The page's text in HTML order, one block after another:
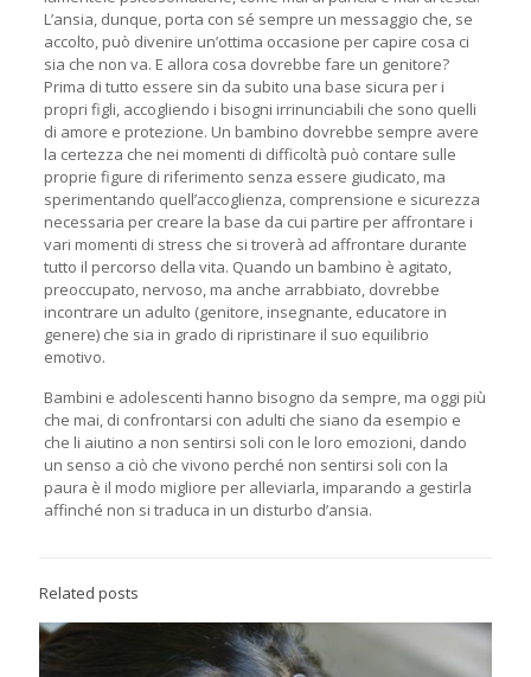
L’ansia, dunque, porta con sé sempre un messaggio che, se
accolto, può divenire un’ottima occasione per capire cosa ci
sia che non va. E allora cosa dovrebbe fare un genitore?
Prima di tutto essere sin da subito una base sicura per i
propri figli, accogliendo i bisogni irrinunciabili che sono quelli
di amore e protezione. Un bambino dovrebbe sempre avere
la certezza che nei momenti di difficoltà può contare sulle
proprie figure di riferimento senza essere giudicato, ma
sperimentando quell’accoglienza, comprensione e sicurezza
necessaria per creare la base da cui partire per affrontare i
vari momenti di stress che si troverà ad affrontare durante
tutto il percorso della vita. Quando un bambino è agitato,
preoccupato, nervoso, ma anche arrabbiato, dovrebbe
incontrare un adulto (genitore, insegnante, educatore in
genere) che sia in grado di ripristinare il suo equilibrio
emotivo.
Bambini e adolescenti hanno bisogno da sempre, ma oggi più
che mai, di confrontarsi con adulti che siano da esempio e
che li aiutino a non sentirsi soli con le loro emozioni, dando
un senso a ciò che vivono perché non sentirsi soli con la
paura è il modo migliore per alleviarla, imparando a gestirla
affinché non si traduca in un disturbo d’ansia.
Related posts